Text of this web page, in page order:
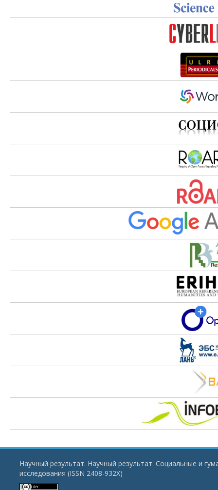
Научный результат. Научный результат. Социальные и
исследования (ISSN 2408-932X)